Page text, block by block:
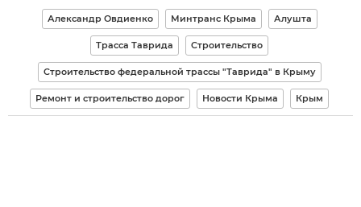
Александр Овдиенко Минтранс Крыма Алушта
Трасса Таврида Строительство
Строительство федеральной трассы "Таврида" в Крыму
Ремонт и строительство дорог Новости Крыма Крым